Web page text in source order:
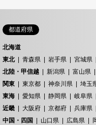
都道府県
北海道
東北
青森県 岩手県 宮城県
北陸・甲信越
新潟県 富山県
関東
東京都 神奈川県 埼玉
東海
愛知県 静岡県 岐阜県
近畿
大阪府 京都府 兵庫県
中国・四国
山口県 広島県